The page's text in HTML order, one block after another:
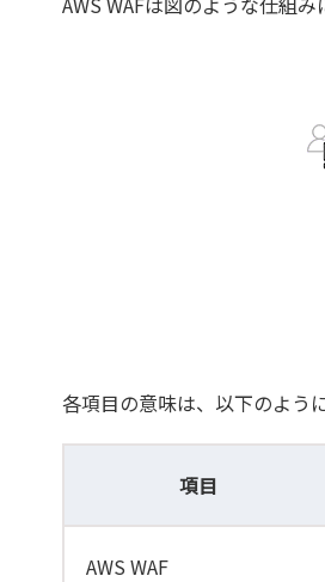
各項目の意味は、以下のよう
項目
AWS WAF